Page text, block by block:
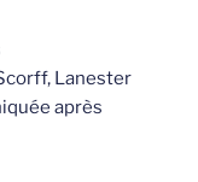
Lanester
après